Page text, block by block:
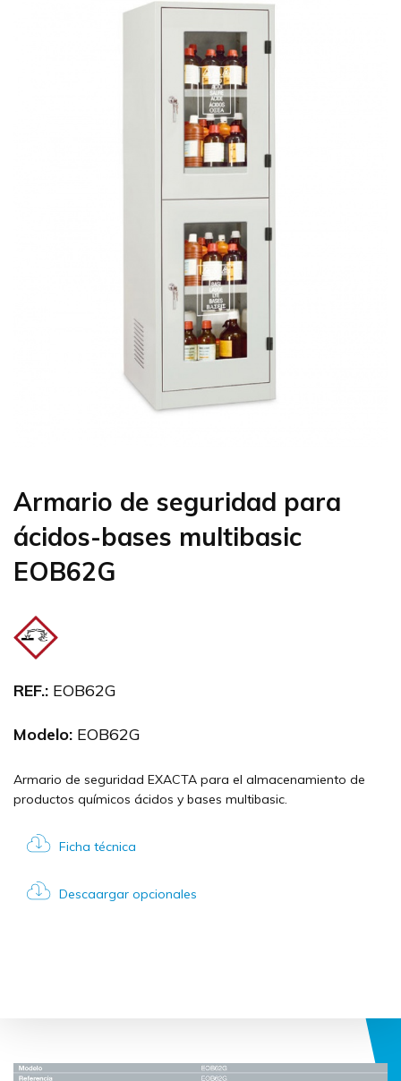
Armario de seguridad para
ácidos-bases multibasic
EOB62G
REF.: EOB62G
Modelo: EOB62G
Armario de seguridad EXACTA para el almacenamiento de
productos químicos ácidos y bases multibasic.
Ficha técnica
Descaargar opcionales